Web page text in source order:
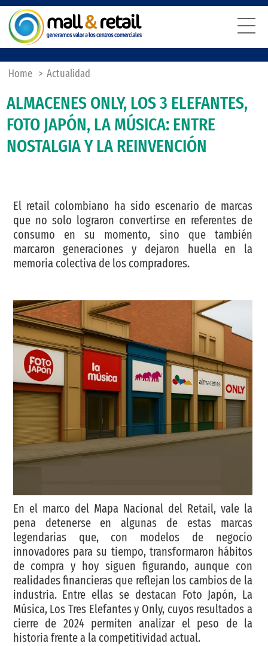
Home > Actualidad
ALMACENES ONLY, LOS 3 ELEFANTES,
FOTO JAPÓN, LA MÚSICA: ENTRE
NOSTALGIA Y LA REINVENCIÓN
El retail colombiano ha sido escenario de marcas
que no solo lograron convertirse en referentes de
consumo en su momento, sino que también
marcaron generaciones y dejaron huella en la
memoria colectiva de los compradores.
En el marco del Mapa Nacional del Retail, vale la
pena detenerse en algunas de estas marcas
legendarias que, con modelos de negocio
innovadores para su tiempo, transformaron hábitos
de compra y hoy siguen figurando, aunque con
realidades financieras que reflejan los cambios de la
industria. Entre ellas se destacan Foto Japón, La
Música, Los Tres Elefantes y Only, cuyos resultados a
cierre de 2024 permiten analizar el peso de la
historia frente a la competitividad actual.